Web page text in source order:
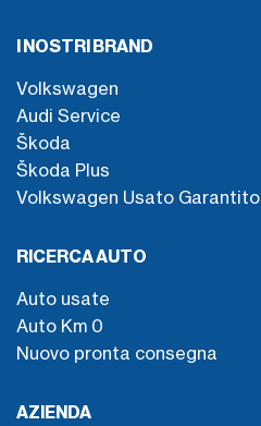
I NOSTRI BRAND
Volkswagen
Audi Service
Škoda
Škoda Plus
Volkswagen Usato Garantito
RICERCA AUTO
Auto usate
Auto Km 0
Nuovo pronta consegna
AZIENDA